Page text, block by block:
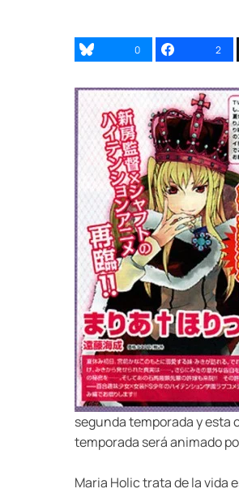
0 2
segunda temporada y esta
temporada será animado
Maria Holic trata de la vida